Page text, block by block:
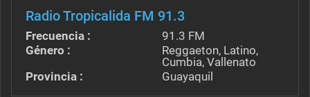
Radio Tropicalida FM 91.3
Frecuencia :
91.3 FM
Género :
Reggaeton, Latino,
Cumbia, Vallenato
Provincia :
Guayaquil